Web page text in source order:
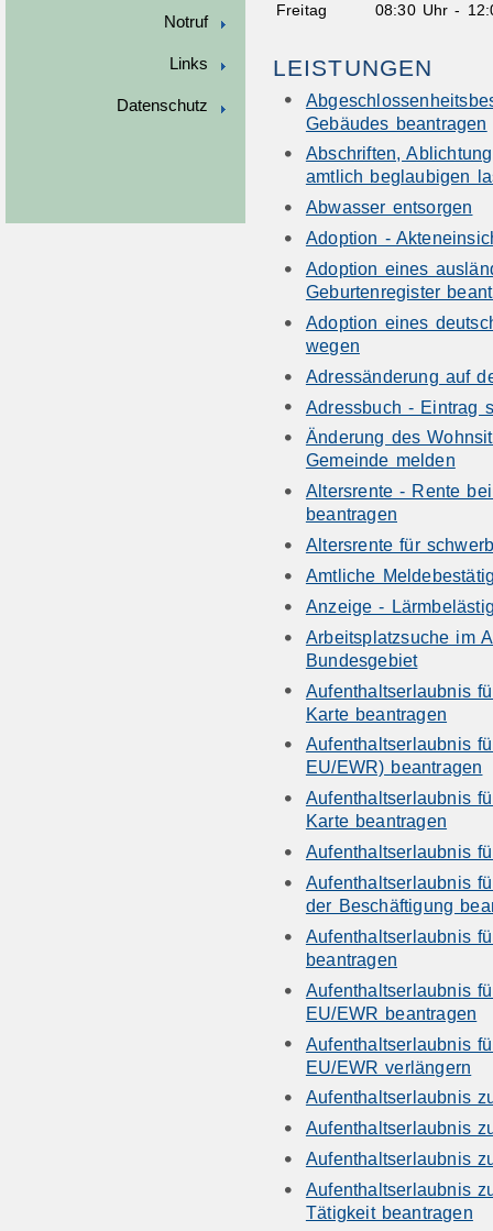
Notruf
Links
Datenschutz
Freitag
08:30 Uhr -
LEISTUNGEN
Gebäudes beantragen
Abschriften,
amtlich beglaubigen
Abwasser entsorgen
Adoption -
Adoption eines
Geburtenregister
Adoption eines
wegen
Adressänderung auf
Adressbuch - Eintrag
Änderung des
Gemeinde melden
Altersrente - Rente
beantragen
Altersrente für
Amtliche
Anzeige -
Arbeitsplatzsuche im
Bundesgebiet
Aufenthaltserlaubnis
Karte beantragen
Aufenthaltserlaubnis
EU/EWR) beantragen
Aufenthaltserlaubnis
Karte beantragen
Aufenthaltserlaubnis
Aufenthaltserlaubnis
der Beschäftigung
Aufenthaltserlaubnis
beantragen
Aufenthaltserlaubnis
EU/EWR beantragen
Aufenthaltserlaubnis
EU/EWR verlängern
Aufenthaltserlaubnis
Aufenthaltserlaubnis
Aufenthaltserlaubnis
Aufenthaltserlaubnis
Tätigkeit beantragen